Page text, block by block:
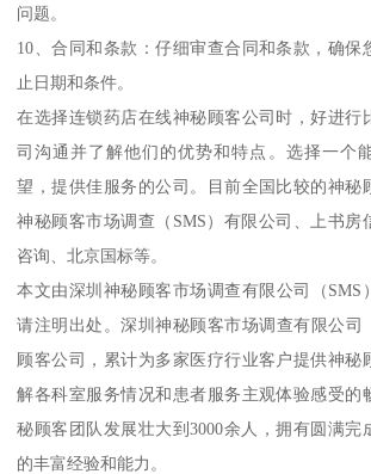
问题。
10、合同和条款：仔细审查合同和条款，确保
止日期和条件。
在选择连锁药店在线神秘顾客公司时，好进行
司沟通并了解他们的优势和特点。选择一个
望，提供佳服务的公司。目前全国比较的神秘
神秘顾客市场调查（SMS）有限公司、上书房
咨询、北京国标等。
本文由深圳神秘顾客市场调查有限公司（SMS
请注明出处。深圳神秘顾客市场调查有限公司
顾客公司，累计为多家医疗行业客户提供神秘
解各科室服务情况和患者服务主观体验感受的
秘顾客团队发展壮大到3000余人，拥有圆满完
的丰富经验和能力。